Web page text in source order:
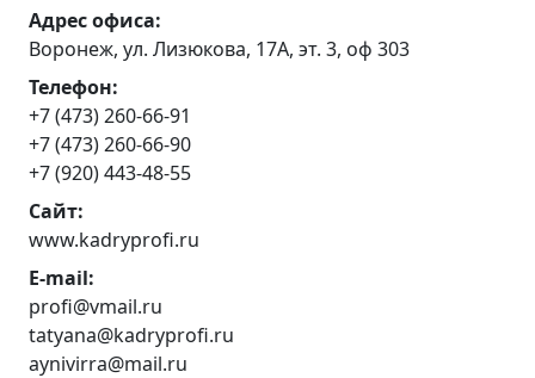
Адрес офиса:
Воронеж, ул. Лизюкова, 17А, эт. 3, оф 303
Телефон:
+7 (473) 260-66-91
+7 (473) 260-66-90
+7 (920) 443-48-55
Сайт:
www.kadryprofi.ru
E-mail:
profi@vmail.ru
tatyana@kadryprofi.ru
aynivirra@mail.ru